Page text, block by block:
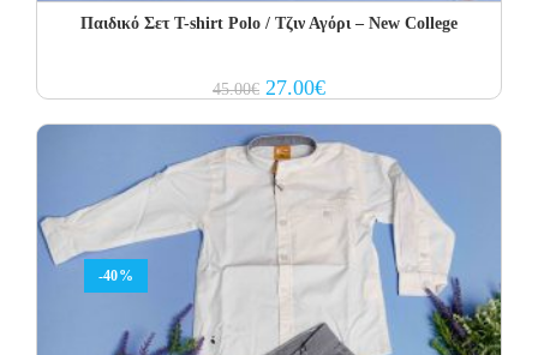
Παιδικό Σετ Τ-shirt Polo / Τζιν Αγόρι – New College
45.00€ Original
price
45.00€.
27.00€Current
price
-40%